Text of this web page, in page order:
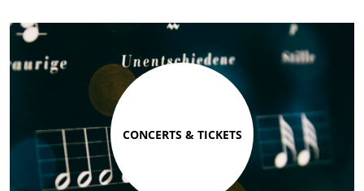
CONCERTS & TICKETS